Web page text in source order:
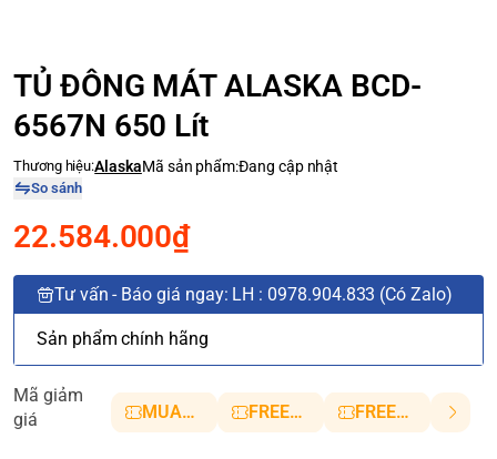
TỦ ĐÔNG MÁT ALASKA BCD-
6567N 650 Lít
Thương hiệu:AlaskaMã sản phẩm:Đang cập nhật
So sánh
22.584.000₫
Tư vấn - Báo giá ngay: LH : 0978.904.833 (Có Zalo)
Sản phẩm chính hãng
Mã giảm
giá
MUANHANH01 FREESHIP5 FREESHIP10